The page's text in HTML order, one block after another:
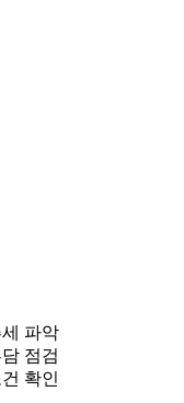
파악
점검
확인